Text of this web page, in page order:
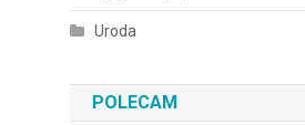
Uroda
POLECAM